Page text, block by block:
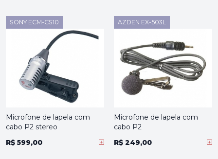
SONY ECM-CS10
Microfone de lapela com
cabo P2 stereo
R$ 599,00
AZDEN EX-503L
Microfone de lapela com
cabo P2
R$ 249,00